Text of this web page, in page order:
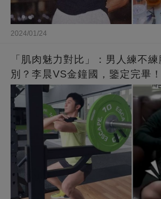
2024/01/24
「肌肉魅力對比」：男人練不
別？李晨VS金鐘國，鑒定完畢！